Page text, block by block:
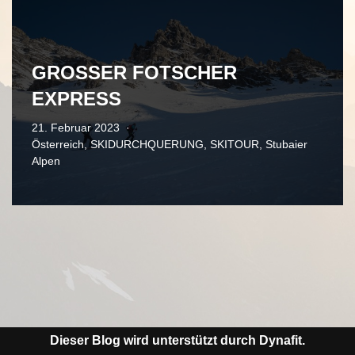
GROSSER FOTSCHER
EXPRESS
21. Februar 2023
Österreich,SKIDURCHQUERUNG, SKITOUR, Stubaier
Alpen
Dieser Blog wird unterstützt durch Dynafit.